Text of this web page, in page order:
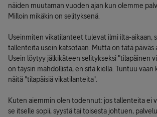
näiden muutaman vuoden ajan kun olemme
Milloin mikäkin on selityksenä.
Useinmiten vikatilanteet tulevat ilmi ilta-aikaan,
tallenteita usein katsotaan. Mutta on tätä päiväs
Usein löytyy jälkikäteen selitykseksi "tilapäinen
on täysin mahdollista, en sitä kiellä. Tuntuu vaan
näitä "tilapäisiä vikatilanteita".
Kuten aiemmin olen todennut: jos tallenteita ei
se itselle sopii, syystä tai toisesta johtuen,